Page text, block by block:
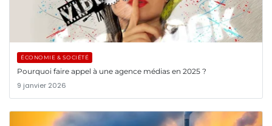
ÉCONOMIE & SOCIÉTÉ
Pourquoi faire appel à une agence médias en 2025 ?
9 janvier 2026